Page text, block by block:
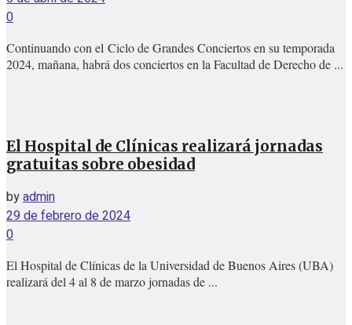
0
Continuando con el Ciclo de Grandes Conciertos en su temporada
2024, mañana, habrá dos conciertos en la Facultad de Derecho de ...
El Hospital de Clínicas realizará jornadas
gratuitas sobre obesidad
byadmin
29 de febrero de 2024
0
El Hospital de Clínicas de la Universidad de Buenos Aires (UBA)
realizará del 4 al 8 de marzo jornadas de ...